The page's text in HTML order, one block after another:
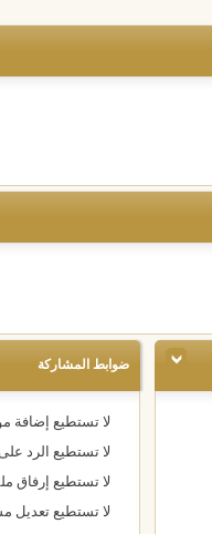
ضوابط المشاركة
لا تستطيع إضافة
لا تستطيع الرد
لا تستطيع إرفاق
لا تستطيع تعديل